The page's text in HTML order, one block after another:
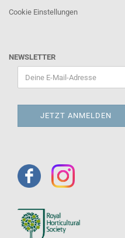
Cookie Einstellungen
NEWSLETTER